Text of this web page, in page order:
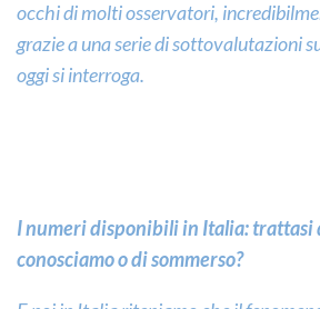
occhi di molti osservatori,
grazie a una serie di sottovalutazioni
oggi si interroga.
I numeri disponibili in Italia: trattasi
conosciamo o di sommerso?